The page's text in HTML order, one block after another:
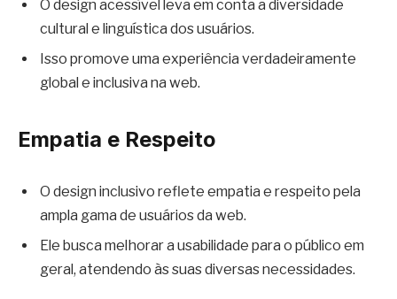
O design acessível leva em conta a diversidade
cultural e linguística dos usuários.
Isso promove uma experiência verdadeiramente
global e inclusiva na web.
Empatia e Respeito
O design inclusivo reflete empatia e respeito pela
ampla gama de usuários da web.
Ele busca melhorar a usabilidade para o público em
geral, atendendo às suas diversas necessidades.